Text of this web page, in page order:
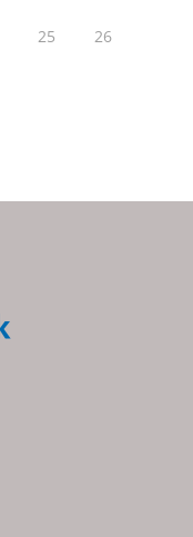
25 26